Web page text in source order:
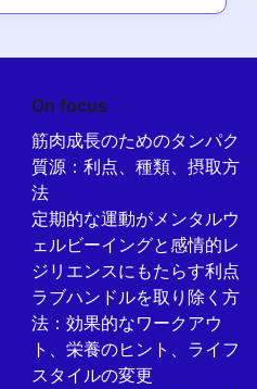
On focus
筋肉成長のためのタンパク
質源：利点、種類、摂取方
法
定期的な運動がメンタルウ
ェルビーイングと感情的レ
ジリエンスにもたらす利点
ラブハンドルを取り除く方
法：効果的なワークアウ
ト、栄養のヒント、ライフ
スタイルの変更